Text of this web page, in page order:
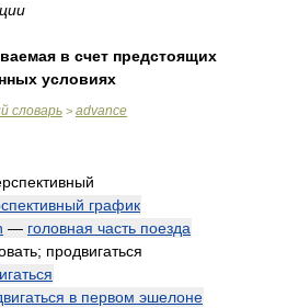
в счет предстоящих
условиях
словарь > advance
график
— головная часть поезда
продвигаться
в первом эшелоне